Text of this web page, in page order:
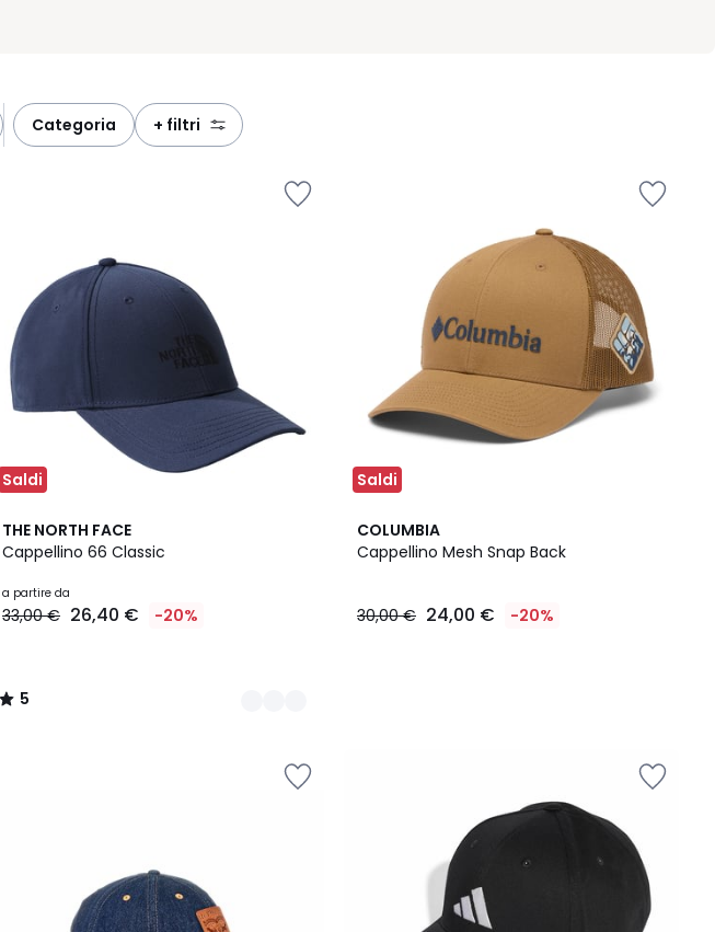
categoria + filtri
Saldi
THE NORTH FACE
Cappellino 66 Classic
a partire da
33,00 € 26,40 € -20%
5
/
2
Colori
5
/
Saldi
COLUMBIA
Cappellino Mesh Snap Back
30,00 € 24,00 € -20%